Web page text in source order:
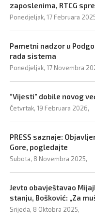
zaposlenima, RTCG
Ponedjeljak, 17 Februara
Pametni nadzor u
rada sistema
Ponedjeljak, 17 Novembra
“Vijesti” dobile novog
Četvrtak, 19 Februara 2026,
PRESS saznaje:
Gore, pogledajte
Subota, 8 Novembra 2025,
Jevto obavještavao
stanju, Bošković: „Za
Srijeda, 8 Oktobra 2025,